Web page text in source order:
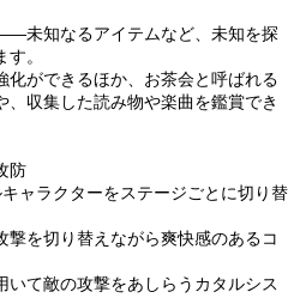
未知なるアイテムなど、未知を探
。
化ができるほか、お茶会と呼ばれる
、収集した読み物や楽曲を鑑賞でき
防
ャラクターをステージごとに切り替
を切り替えながら爽快感のあるコ
いて敵の攻撃をあしらうカタルシス